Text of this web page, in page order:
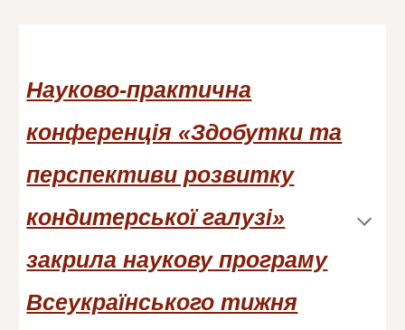
Науково-практична
конференція «Здобутки та
перспективи розвитку
кондитерської галузі»
закрила наукову програму
Всеукраїнського тижня